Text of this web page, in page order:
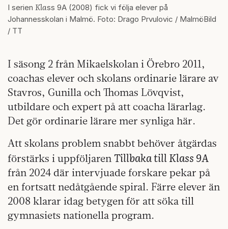
I serien Klass 9A (2008) fick vi följa elever på
Johannesskolan i Malmö. Foto: Drago Prvulovic / MalmöBild
/ TT
I säsong 2 från Mikaelskolan i Örebro 2011,
coachas elever och skolans ordinarie lärare av
Stavros, Gunilla och Thomas Lövqvist,
utbildare och expert på att coacha lärarlag.
Det gör ordinarie lärare mer synliga här.
Att skolans problem snabbt behöver åtgärdas
förstärks i uppföljaren Tillbaka till Klass 9A
från 2024 där intervjuade forskare pekar på
en fortsatt nedåtgående spiral. Färre elever än
2008 klarar idag betygen för att söka till
gymnasiets nationella program.